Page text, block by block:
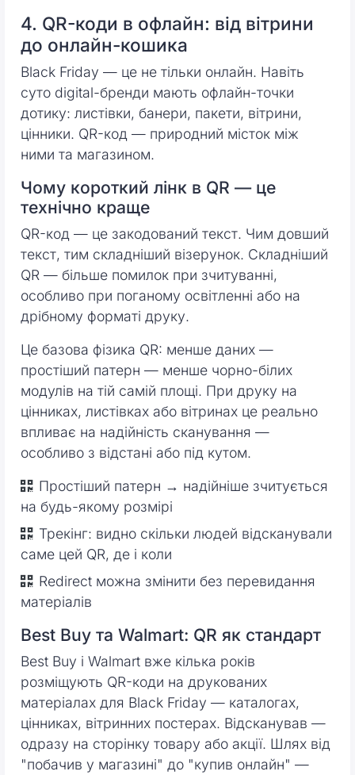
4. QR-коди в офлайн: від вітрини
до онлайн-кошика
Black Friday — це не тільки онлайн. Навіть
суто digital-бренди мають офлайн-точки
дотику: листівки, банери, пакети, вітрини,
цінники. QR-код — природний місток між
ними та магазином.
Чому короткий лінк в QR — це
технічно краще
QR-код — це закодований текст. Чим довший
текст, тим складніший візерунок. Складніший
QR — більше помилок при зчитуванні,
особливо при поганому освітленні або на
дрібному форматі друку.
Це базова фізика QR: менше даних —
простіший патерн — менше чорно-білих
модулів на тій самій площі. При друку на
цінниках, листівках або вітринах це реально
впливає на надійність сканування —
особливо з відстані або під кутом.
Простіший патерн → надійніше зчитується
на будь-якому розмірі
Трекінг: видно скільки людей відсканували
саме цей QR, де і коли
Redirect можна змінити без перевидання
матеріалів
Best Buy та Walmart: QR як стандарт
Best Buy і Walmart вже кілька років
розміщують QR-коди на друкованих
матеріалах для Black Friday — каталогах,
цінниках, вітринних постерах. Відсканував —
одразу на сторінку товару або акції. Шлях від
"побачив у магазині" до "купив онлайн" —